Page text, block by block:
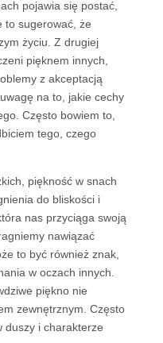
pojawia się postać,
to sugerować, że
życiu. Z drugiej
pięknem innych,
z akceptacją
na to, jakie cechy
Często bowiem to,
tego, czego
piękność w snach
do bliskości i
nas przyciąga swoją
nawiązać
to być również znak,
w oczach innych.
piękno nie
zewnętrznym. Często
duszy i charakterze